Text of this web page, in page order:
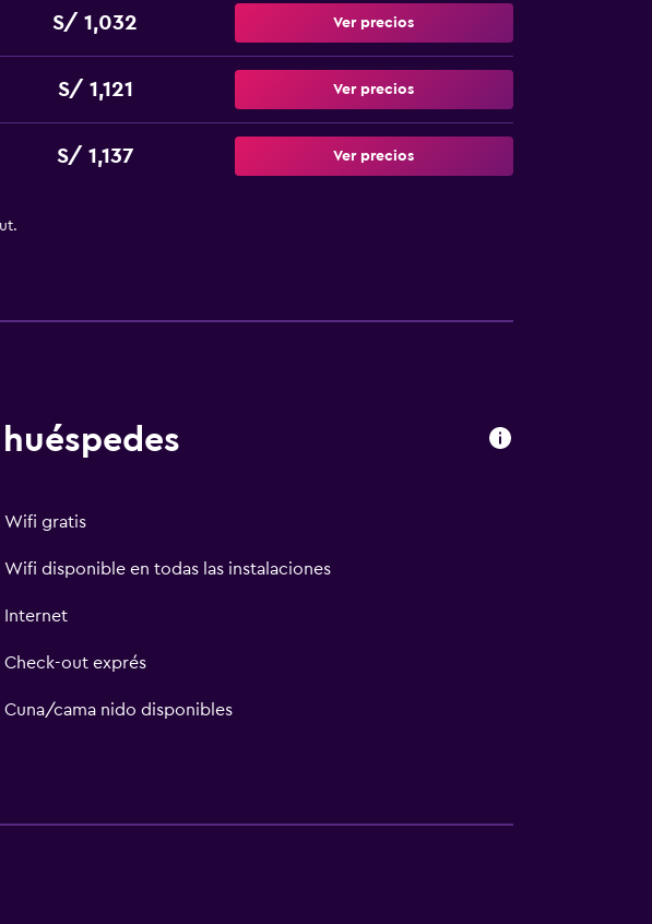
S/ 1,032 Ver precios
S/ 1,121 Ver precios
S/ 1,137 Ver precios
Wifi gratis
Wifi disponible en todas las instalaciones
Internet
Check-out exprés
Cuna/cama nido disponibles